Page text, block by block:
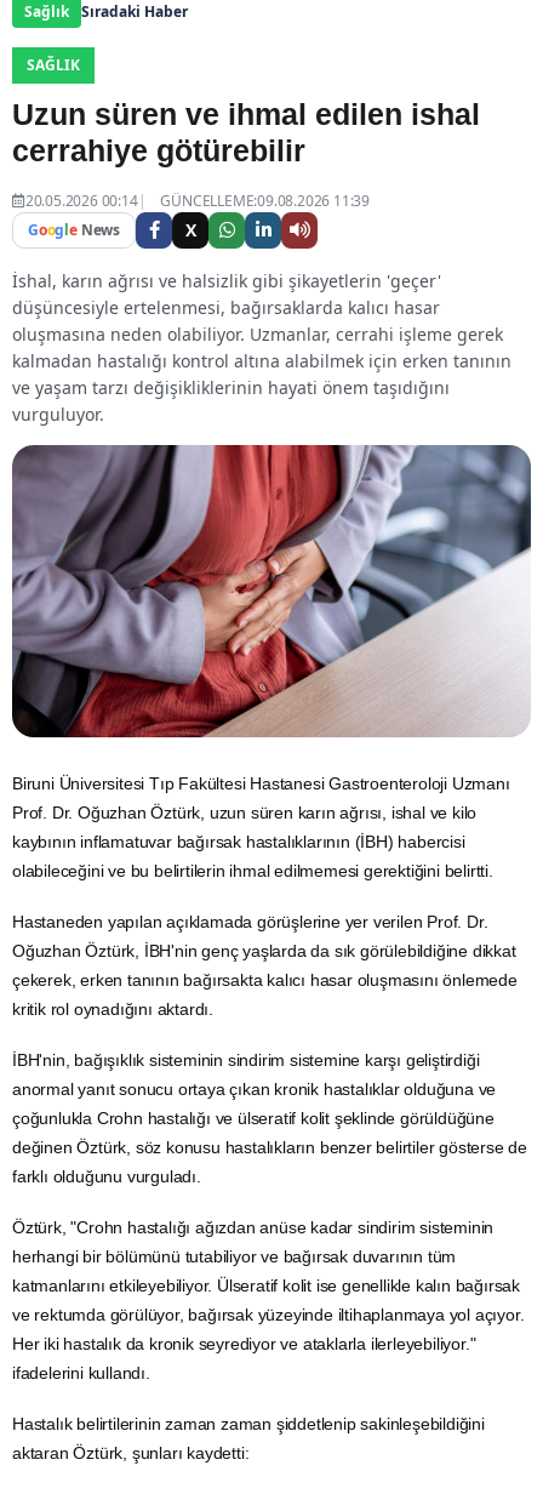
Sağlık Sıradaki Haber
SAĞLIK
Uzun süren ve ihmal edilen ishal
cerrahiye götürebilir
20.05.2026 00:14
GÜNCELLEME:09.08.2026 11:39
Google News X
İshal, karın ağrısı ve halsizlik gibi şikayetlerin 'geçer'
düşüncesiyle ertelenmesi, bağırsaklarda kalıcı hasar
oluşmasına neden olabiliyor. Uzmanlar, cerrahi işleme gerek
kalmadan hastalığı kontrol altına alabilmek için erken tanının
ve yaşam tarzı değişikliklerinin hayati önem taşıdığını
vurguluyor.
Biruni Üniversitesi Tıp Fakültesi Hastanesi Gastroenteroloji Uzmanı
Prof. Dr. Oğuzhan Öztürk, uzun süren karın ağrısı, ishal ve kilo
kaybının inflamatuvar bağırsak hastalıklarının (İBH) habercisi
olabileceğini ve bu belirtilerin ihmal edilmemesi gerektiğini belirtti.
Hastaneden yapılan açıklamada görüşlerine yer verilen Prof. Dr.
Oğuzhan Öztürk, İBH'nin genç yaşlarda da sık görülebildiğine dikkat
çekerek, erken tanının bağırsakta kalıcı hasar oluşmasını önlemede
kritik rol oynadığını aktardı.
İBH'nin, bağışıklık sisteminin sindirim sistemine karşı geliştirdiği
anormal yanıt sonucu ortaya çıkan kronik hastalıklar olduğuna ve
çoğunlukla Crohn hastalığı ve ülseratif kolit şeklinde görüldüğüne
değinen Öztürk, söz konusu hastalıkların benzer belirtiler gösterse de
farklı olduğunu vurguladı.
Öztürk, "Crohn hastalığı ağızdan anüse kadar sindirim sisteminin
herhangi bir bölümünü tutabiliyor ve bağırsak duvarının tüm
katmanlarını etkileyebiliyor. Ülseratif kolit ise genellikle kalın bağırsak
ve rektumda görülüyor, bağırsak yüzeyinde iltihaplanmaya yol açıyor.
Her iki hastalık da kronik seyrediyor ve ataklarla ilerleyebiliyor."
ifadelerini kullandı.
Hastalık belirtilerinin zaman zaman şiddetlenip sakinleşebildiğini
aktaran Öztürk, şunları kaydetti: